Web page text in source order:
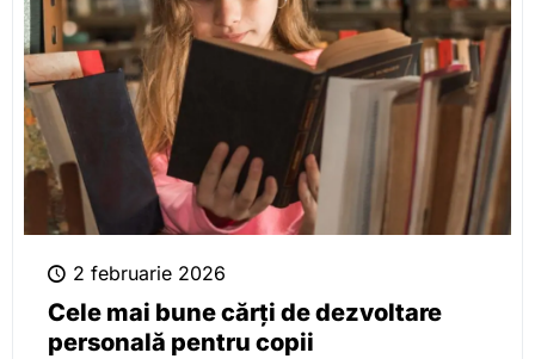
2 februarie 2026
Cele mai bune cărți de dezvoltare
personală pentru copii